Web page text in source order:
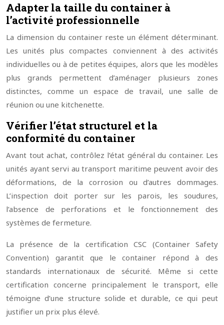
Adapter la taille du container à
l’activité professionnelle
La dimension du container reste un élément déterminant.
Les unités plus compactes conviennent à des activités
individuelles ou à de petites équipes, alors que les modèles
plus grands permettent d’aménager plusieurs zones
distinctes, comme un espace de travail, une salle de
réunion ou une kitchenette.
Vérifier l’état structurel et la
conformité du container
Avant tout achat, contrôlez l’état général du container. Les
unités ayant servi au transport maritime peuvent avoir des
déformations, de la corrosion ou d’autres dommages.
L’inspection doit porter sur les parois, les soudures,
l’absence de perforations et le fonctionnement des
systèmes de fermeture.
La présence de la certification CSC (Container Safety
Convention) garantit que le container répond à des
standards internationaux de sécurité. Même si cette
certification concerne principalement le transport, elle
témoigne d’une structure solide et durable, ce qui peut
justifier un prix plus élevé.